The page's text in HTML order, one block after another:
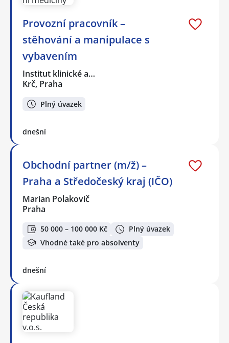
Provozní pracovník –
stěhování a manipulace s
vybavením
Institut klinické a…
Krč, Praha
Plný úvazek
dnešní
Obchodní partner (m/ž) –
Praha a Středočeský kraj (IČO)
Marian Polakovič
Praha
50 000 – 100 000 Kč
Plný úvazek
Vhodné také pro absolventy
dnešní